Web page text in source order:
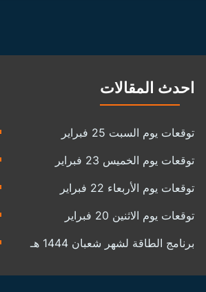
احدث المقالات
توقعات يوم السبت 25 فبراير
توقعات يوم الخميس 23 فبراير
توقعات يوم الأربعاء 22 فبراير
توقعات يوم الاثنين 20 فبراير
برنامج الطاقة لشهر شعبان 1444 هـ